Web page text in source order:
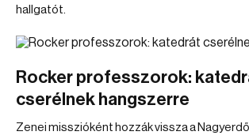
hallgatót.
Rocker professzorok:
cserélnek hangszerre
Zenei misszióként hozzák vissza a